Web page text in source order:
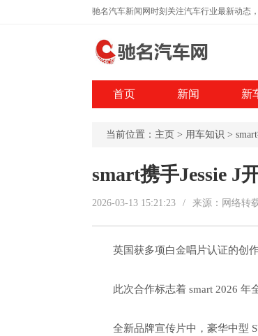
驰名汽车新闻网时刻关注汽车行业最新动态
首页 新闻 新
当前位置： 主页 > 用车知识 >
smart携手Jessie J
2026-03-13 15:21:23 / 来源：网络转
英国获多项白金唱片认证的创
此次合作标志着 smart 2026 年
全新品牌宣传片中，豪华中型